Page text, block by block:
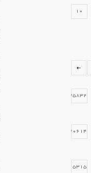
10
75832
40614
15315